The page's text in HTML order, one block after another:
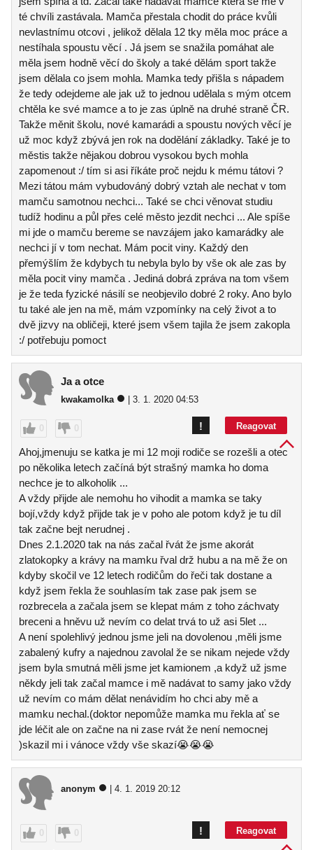
té chvíli zastávala. Mamča přestala chodit do práce kvůli
nevlastnímu otcovi , jelikož dělala 12 tky měla moc práce a
nestíhala spoustu věcí . Já jsem se snažila pomáhat ale
měla jsem hodně věcí do školy a také dělám sport takže
jsem dělala co jsem mohla. Mamka tedy přišla s nápadem
že tedy odejdeme ale jak už to jednou udělala s mým otcem
chtěla ke své mamce a to je zas úplně na druhé straně ČR.
Takže měnit školu, nové kamarádi a spoustu nových věcí je
už moc když zbývá jen rok na dodělání základky. Také je to
městis takže nějakou dobrou vysokou bych mohla
zapomenout :/ tím si asi říkáte proč nejdu k mému tátovi ?
Mezi tátou mám vybudováný dobrý vztah ale nechat v tom
mamču samotnou nechci... Také se chci věnovat studiu
tudíž hodinu a půl přes celé město jezdit nechci ... Ale spíše
mi jde o mamču bereme se navzájem jako kamarádky ale
nechci jí v tom nechat. Mám pocit viny. Každý den
přemýšlím že kdybych tu nebyla bylo by vše ok ale zas by
měla pocit viny mamča . Jediná dobrá zpráva na tom všem
je že teda fyzické násilí se neobjevilo dobré 2 roky. Ano bylo
tu také ale jen na mě, mám vzpomínky na celý život a to
dvě jizvy na obličeji, které jsem všem tajila že jsem zakopla
:/ potřebuju pomoct
Ja a otce
kwakamolka | 3. 1. 2020 04:53
0 0 Reagovat
!
Ahoj,jmenuju se katka je mi 12 moji rodiče se rozešli a otec
po několika letech začíná být strašný mamka ho doma
nechce je to alkoholik ...
A vždy přijde ale nemohu ho vihodit a mamka se taky
bojí,vždy když přijde tak je v poho ale potom když je tu díl
tak začne bejt nerudnej .
Dnes 2.1.2020 tak na nás začal řvát že jsme akorát
zlatokopky a krávy na mamku řval drž hubu a na mě že on
kdyby skočil ve 12 letech rodičům do řeči tak dostane a
když jsem řekla že souhlasím tak zase pak jsem se
rozbrecela a začala jsem se klepat mám z toho záchvaty
breceni a hněvu už nevím co delat trvá to už asi 5let ...
A není spolehlivý jednou jsme jeli na dovolenou ,měli jsme
zabalený kufry a najednou zavolal že se nikam nejede vždy
jsem byla smutná měli jsme jet kamionem ,a když už jsme
někdy jeli tak začal mamce i mě nadávat to samy jako vždy
už nevím co mám dělat nenávidím ho chci aby mě a
mamku nechal.(doktor nepomůže mamka mu řekla ať se
jde léčit ale on začne na ni zase rvát že není nemocnej
)skazil mi i vánoce vždy vše skazí😭😭😭
anonym | 4. 1. 2019 20:12
0 0 Reagovat
!